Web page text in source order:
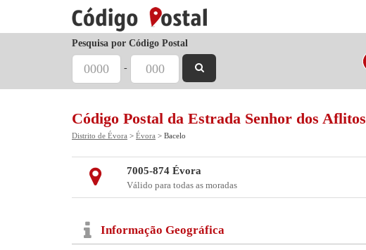
Pesquisa por Código Postal
-
Código Postal da Estrada Senhor dos Aflitos
Distrito de Évora > Évora > Bacelo
7005-874 Évora
Válido para todas as moradas
Informação Geográfica